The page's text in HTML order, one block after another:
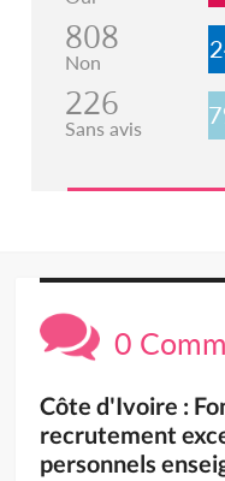
808
Non
226
Sans avis
0
Côte d'Ivoire :
recrutement
personnels